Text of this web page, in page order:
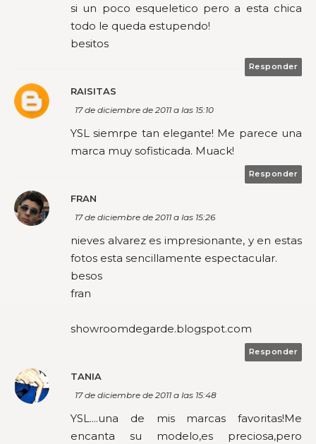
si un poco esqueletico pero a esta chica
todo le queda estupendo!
besitos
Responder
RAISITAS
17 de diciembre de 2011 a las 15:10
YSL siemrpe tan elegante! Me parece una
marca muy sofisticada. Muack!
Responder
FRAN
17 de diciembre de 2011 a las 15:26
nieves alvarez es impresionante, y en estas
fotos esta sencillamente espectacular.
besos
fran
showroomdegarde.blogspot.com
Responder
TANIA
17 de diciembre de 2011 a las 15:48
YSL....una de mis marcas favoritas!Me
encanta su modelo,es preciosa,pero